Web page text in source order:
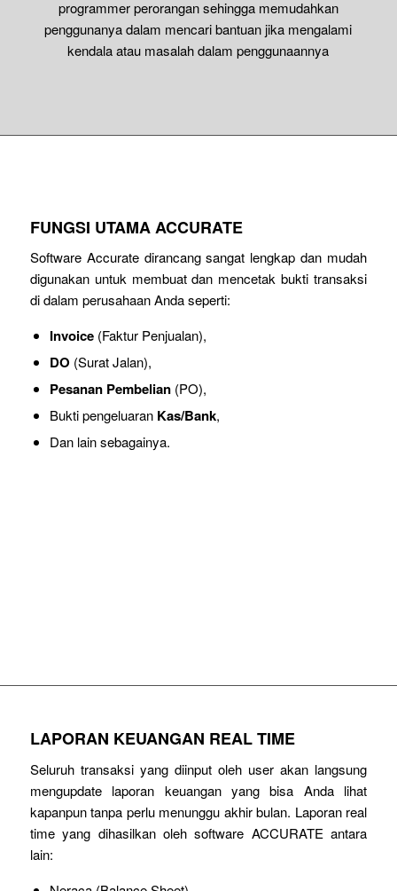
programmer perorangan sehingga memudahkan
penggunanya dalam mencari bantuan jika mengalami
kendala atau masalah dalam penggunaannya
FUNGSI UTAMA ACCURATE
Software Accurate dirancang sangat lengkap dan mudah
digunakan untuk membuat dan mencetak bukti transaksi
di dalam perusahaan Anda seperti:
Invoice(Faktur Penjualan),
DO (Surat Jalan),
Pesanan Pembelian(PO),
Bukti pengeluaran Kas/Bank,
Dan lain sebagainya.
LAPORAN KEUANGAN REAL TIME
Seluruh transaksi yang diinput oleh user akan langsung
mengupdate laporan keuangan yang bisa Anda lihat
kapanpun tanpa perlu menunggu akhir bulan. Laporan real
time yang dihasilkan oleh software ACCURATE antara
lain: